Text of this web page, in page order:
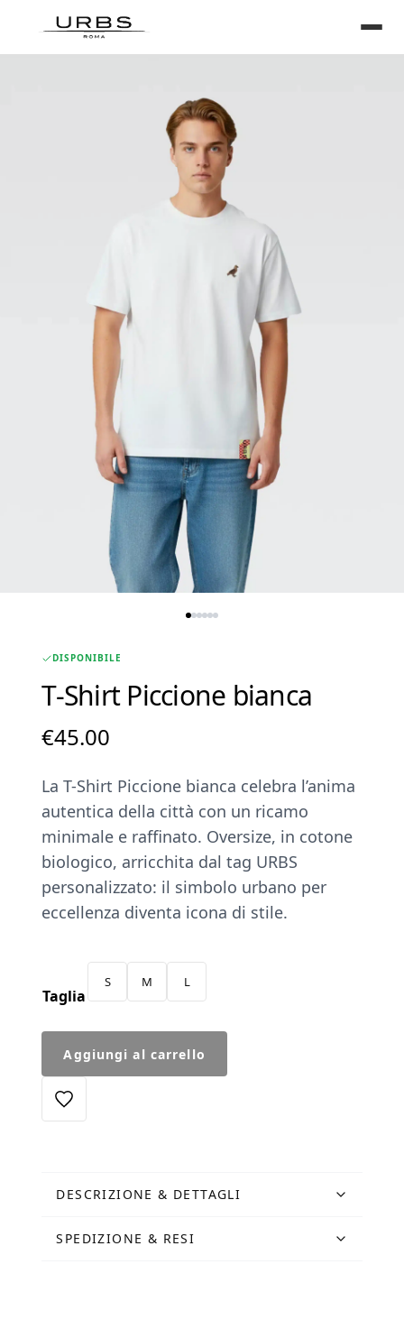
DISPONIBILE
T-Shirt Piccione bianca
€45.00
La T-Shirt Piccione bianca celebra l’anima
autentica della città con un ricamo
minimale e raffinato. Oversize, in cotone
biologico, arricchita dal tag URBS
personalizzato: il simbolo urbano per
eccellenza diventa icona di stile.
Taglia
S M L
Shirt
Piccione
bianca
quantità
Aggiungi al carrello
DESCRIZIONE & DETTAGLI
SPEDIZIONE & RESI